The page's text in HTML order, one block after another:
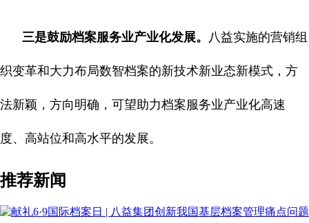
三是鼓励档案服务业产业化发展。 八益实施的营销组
织变革和大力布局数智档案的新技术新业态新模式，方
法新颖，方向明确，可望助力档案服务业产业化高速
度、高站位和高水平的发展。
推荐新闻